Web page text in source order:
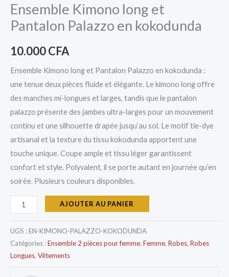
Ensemble Kimono long et
Pantalon Palazzo en kokodunda
10.000CFA
Ensemble Kimono long et Pantalon Palazzo en kokodunda :
une tenue deux pièces fluide et élégante. Le kimono long offre
des manches mi-longues et larges, tandis que le pantalon
palazzo présente des jambes ultra-larges pour un mouvement
continu et une silhouette drapée jusqu’au sol. Le motif tie-dye
artisanal et la texture du tissu kokodunda apportent une
touche unique. Coupe ample et tissu léger garantissent
confort et style. Polyvalent, il se porte autant en journée qu’en
soirée. Plusieurs couleurs disponibles.
AJOUTER AU PANIER
UGS : EN-KIMONO-PALAZZO-KOKODUNDA
Catégories :Ensemble 2 pièces pour femme, Femme, Robes, Robes
Longues, Vêtements